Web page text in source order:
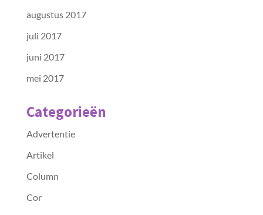
augustus 2017
juli 2017
juni 2017
mei 2017
Categorieën
Advertentie
Artikel
Column
Cor